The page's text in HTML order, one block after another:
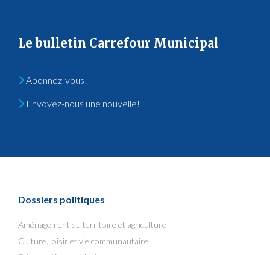
Le bulletin Carrefour Municipal
Abonnez-vous!
Envoyez-nous une nouvelle!
Dossiers politiques
Aménagement du territoire et agriculture
Culture, loisir et vie communautaire